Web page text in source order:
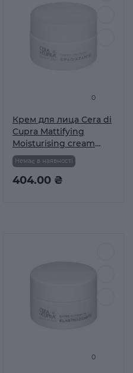
0
Крем для лица Cera di
Cupra Mattifying
Moisturising cream
матовый, 50 мл
(8002140055508)
404.00 ₴
Немає в наявності
0